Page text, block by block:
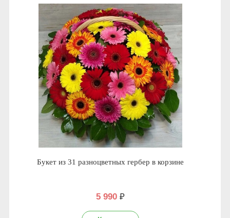
Букет из 31 разноцветных гербер в корзине
5 990 ₽